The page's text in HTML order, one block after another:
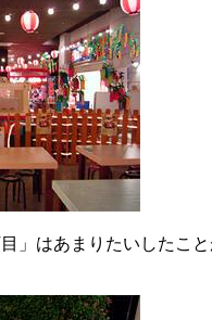
」はあまりたいしたこ